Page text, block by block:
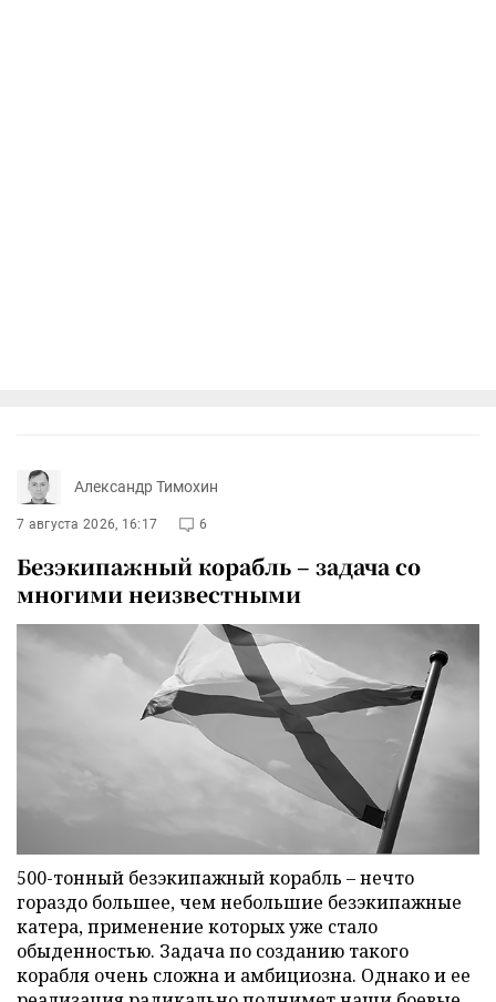
Александр Тимохин
7 августа 2026, 16:17 6
Безэкипажный корабль – задача со
многими неизвестными
500-тонный безэкипажный корабль – нечто
гораздо большее, чем небольшие безэкипажные
катера, применение которых уже стало
обыденностью. Задача по созданию такого
корабля очень сложна и амбициозна. Однако и ее